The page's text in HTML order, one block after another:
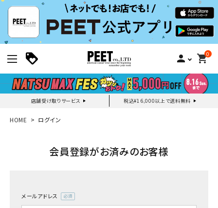
person 0
shopping_cart
店舗受け取りサービス 税込¥16,000以上で送料無料
新規会員登録｜ログイン
HOME ログイン
会員登録がお済みのお客様
メールアドレス
(必